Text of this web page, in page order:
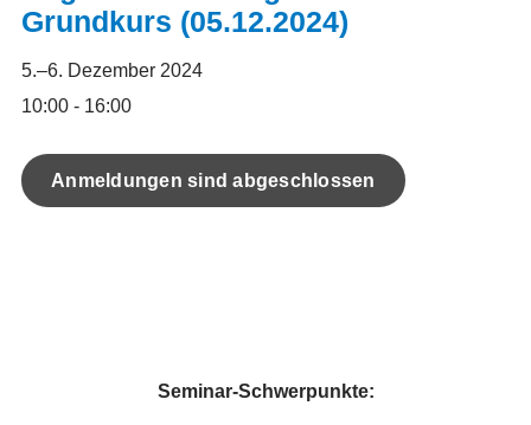
Grundkurs (05.12.2024)
5.–6. Dezember 2024
10:00 - 16:00
Anmeldungen sind abgeschlossen
Seminar-Schwerpunkte: